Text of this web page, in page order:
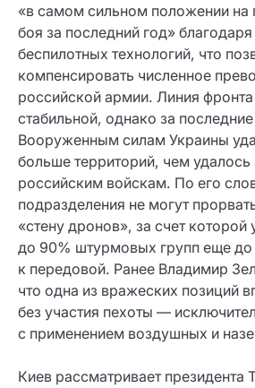
«в самом сильном положении на
боя за последний год»
беспилотных технологий, что
компенсировать численное
российской армии. Линия
стабильной, однако за
Вооруженным силам Украины
больше территорий, чем удалось
российским войскам. По его
подразделения не могут
«стену дронов», за счет которой
до 90% штурмовых групп еще
к передовой. Ранее Владимир
что одна из вражеских позиций
без участия пехоты —
с применением воздушных и
Киев рассматривает президента